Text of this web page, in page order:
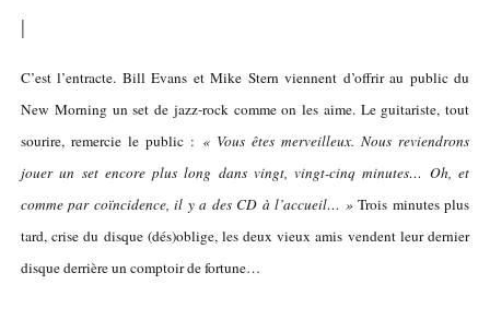
C’est l’entracte. Bill Evans et Mike Stern viennent d’offrir au public du
New Morning un set de jazz-rock comme on les aime. Le guitariste, tout
sourire, remercie le public : « Vous êtes merveilleux. Nous reviendrons
jouer un set encore plus long dans vingt, vingt-cinq minutes… Oh, et
comme par coïncidence, il y a des CD à l’accueil… » Trois minutes plus
tard, crise du disque (dés)oblige, les deux vieux amis vendent leur dernier
disque derrière un comptoir de fortune…